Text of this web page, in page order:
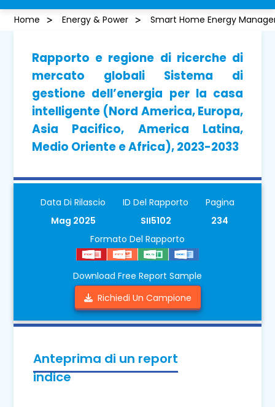
Home Energy & Power Smart Home Energy
Rapporto e regione di ricerche di
mercato globali Sistema di
gestione dell’energia per la casa
intelligente (Nord America, Europa,
Asia Pacifico, America Latina,
Medio Oriente e Africa), 2023-2033
Data Di Rilascio
Mag 2025
ID Del Rapporto
SII5102
Pagina
234
Formato Del Rapporto
Download Free Report Sample
Richiedi Un Campione
Anteprima di un report
indice